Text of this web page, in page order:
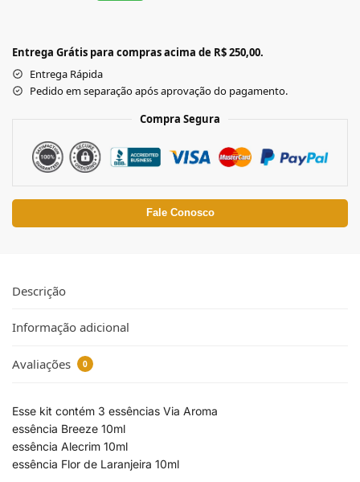
Entrega Grátis para compras acima de R$ 250,00.
Entrega Rápida
Pedido em separação após aprovação do pagamento.
Compra Segura
Fale Conosco
Descrição
Informação adicional
Avaliações 0
Esse kit contém 3 essências Via Aroma
essência Breeze 10ml
essência Alecrim 10ml
essência Flor de Laranjeira 10ml